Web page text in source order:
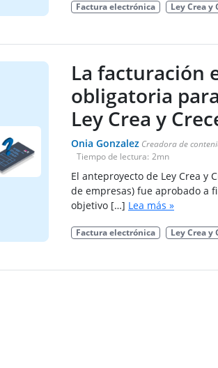
Factura electrónica Ley Crea y
La facturación
obligatoria
Ley Crea y
Onia Gonzalez Creadora de
Tiempo de lectura: 2mn
El anteproyecto de Ley Crea y
de empresas) fue aprobado a
objetivo […] Lea más »
Factura electrónica Ley Crea y